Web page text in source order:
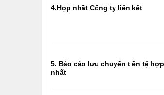
4.Hợp nhất Công ty liên kết
5. Báo cáo lưu chuyển tiền tệ hợp
nhất